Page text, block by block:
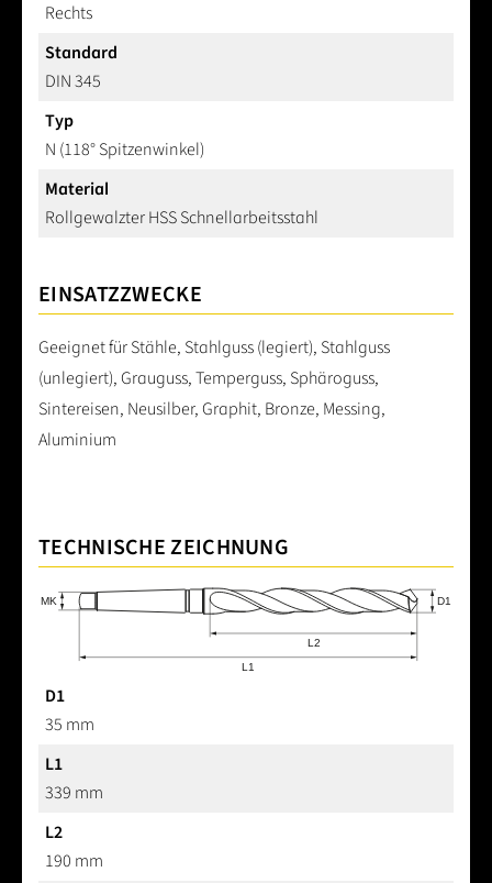
Rechts
Standard
DIN 345
Typ
N (118° Spitzenwinkel)
Material
Rollgewalzter HSS Schnellarbeitsstahl
EINSATZZWECKE
Geeignet für Stähle, Stahlguss (legiert), Stahlguss
(unlegiert), Grauguss, Temperguss, Sphäroguss,
Sintereisen, Neusilber, Graphit, Bronze, Messing,
Aluminium
TECHNISCHE ZEICHNUNG
D1
35 mm
L1
339 mm
L2
190 mm